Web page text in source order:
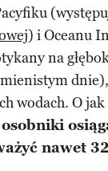
) i Oceanu
na
wodach. O
osobniki
nawet